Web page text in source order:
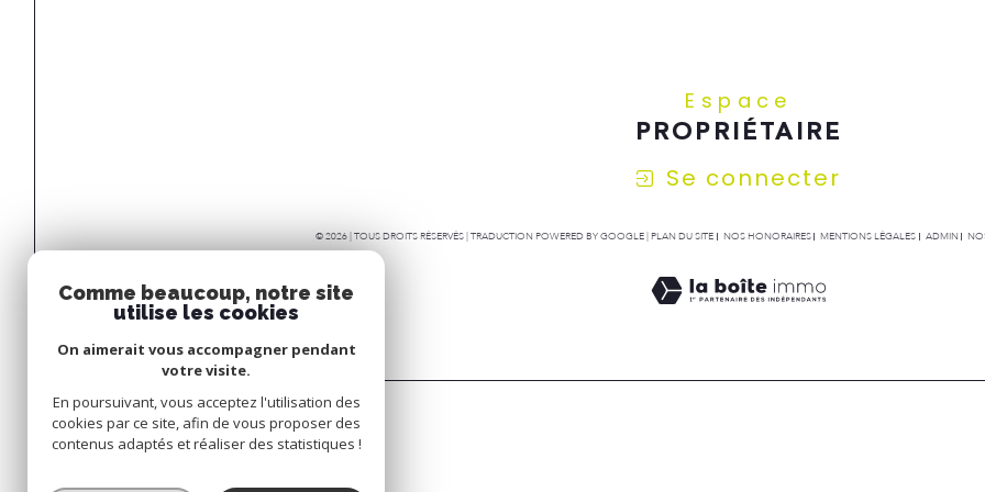
Espace
PROPRIÉTAIRE
Se connecter
© 2026 | TOUS DROITS RÉSERVÉS | TRADUCTION POWERED BY GOOGLE | PLAN DU SITE NOS HONORAIRES MENTIONS LÉGALES ADMIN
Comme beaucoup, notre site
utilise les cookies
On aimerait vous accompagner pendant
votre visite.
En poursuivant, vous acceptez l'utilisation des
cookies par ce site, afin de vous proposer des
contenus adaptés et réaliser des statistiques !